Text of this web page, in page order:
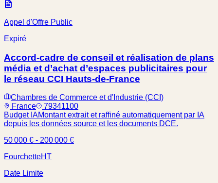
Appel d'Offre Public
Expiré
Accord-cadre de conseil et réalisation de plans
média et d’achat d’espaces publicitaires pour
le réseau CCI Hauts-de-France
Chambres de Commerce et d'Industrie (CCI)
France
79341100
Budget IAMontant extrait et raffiné automatiquement par IA
depuis les données source et les documents DCE.
50 000 € - 200 000 €
FourchetteHT
Date Limite